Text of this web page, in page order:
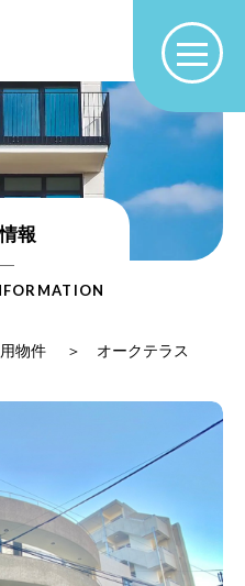
報
物件 オークテラス